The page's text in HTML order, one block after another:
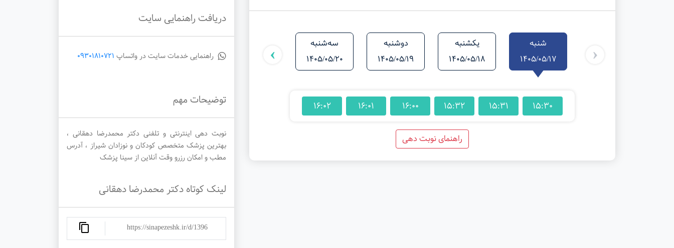
شنبه
1405/05/17
یکشنبه
1405/05/18
دوشنبه
1405/05/19
سه‌شنبه
1405/05/20
1405/05/24
1405/05/25
1405/05/26
‹
›
15:30
15:31
15:32
16:00
16:01
16:02
راهنمای نوبت دهی
دریافت راهنمایی سایت
راهنمایی خدمات سایت در واتساپ 09301810721
توضیحات مهم
نوبت دهی اینترنتی و تلفنی دکتر محمدرضا دهقانی ،
بهترین پزشک متخصص کودکان و نوزادان شیراز ، آدرس
مطب و امکان رزرو وقت آنلاین از سینا پزشک
لینک کوتاه دکتر محمدرضا دهقانی
https://sinapezeshk.ir/d/1396